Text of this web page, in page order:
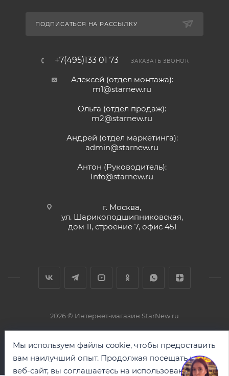
ПОДПИСАТЬСЯ НА РАССЫЛКУ
+7(495)133 01 73 ЗАКАЗАТЬ ЗВОНОК
Алексей (отдел монтажа):
m1@starnew.ru
Ольга (отдел продаж):
m2@starnew.ru
Андрей (отдел маркетинга):
admin@starnew.ru
Антон (Руководитель):
Info@starnew.ru
г. Москва,
ул. Шарикоподшипниковская,
дом 11, строение 7, офис 451
2026 © Интернет-магазин StarNew.ru
Мы используем файлы cookie, чтобы предоставить
вам наилучший опыт. Продолжая посещать наш
веб-сайт, вы соглашаетесь на использование